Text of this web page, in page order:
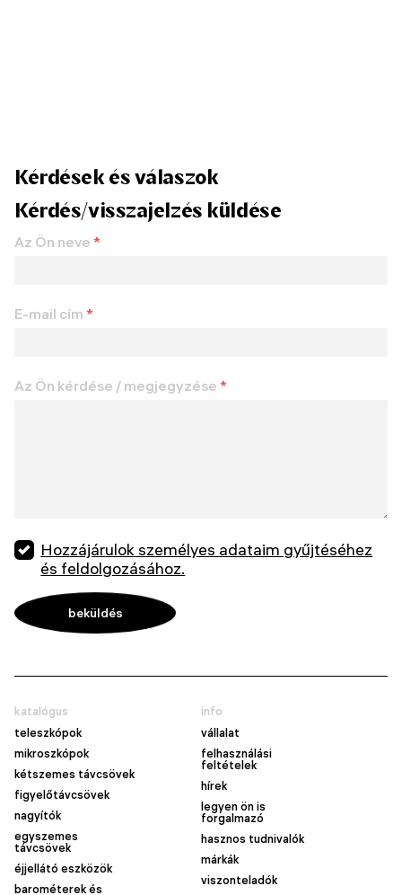
Kérdések és válaszok
Kérdés/visszajelzés küldése
Az Ön neve *
E-mail cím *
Az Ön kérdése / megjegyzése *
Hozzájárulok személyes adataim gyűjtéséhez
és feldolgozásához.
katalógus
teleszkópok
mikroszkópok
kétszemes távcsövek
figyelőtávcsövek
nagyítók
egyszemes
távcsövek
éjjellátó eszközök
barométerek és
info
vállalat
felhasználási
feltételek
hírek
legyen ön is
forgalmazó
hasznos tudnivalók
márkák
viszonteladók